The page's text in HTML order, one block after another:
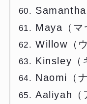
Samantha
Maya（マ
Willow（
Kinsley（
Naomi（
Aaliyah（